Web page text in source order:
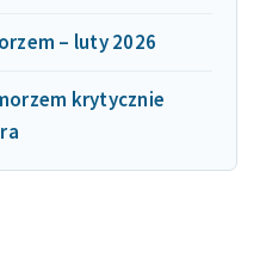
– luty 2026
krytycznie